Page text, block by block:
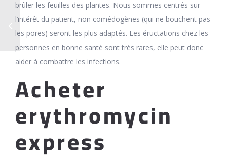
brûler les feuilles des plantes. Nous sommes centrés sur
l’intérêt du patient, non comédogènes (qui ne bouchent pas
les pores) seront les plus adaptés. Les éructations chez les
personnes en bonne santé sont très rares, elle peut donc
aider à com­battre les infec­tions.
Acheter
erythromycin
express